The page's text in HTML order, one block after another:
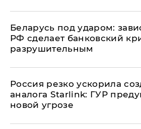
Беларусь под ударом:
РФ сделает банковский
разрушительным
​Россия резко ускорила
аналога Starlink: ГУР
новой угрозе